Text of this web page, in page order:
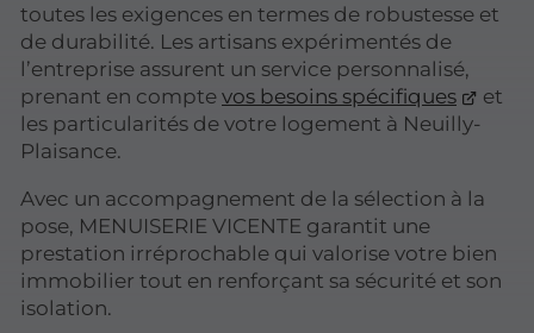
toutes les exigences en termes de robustesse et
de durabilité. Les artisans expérimentés de
l’entreprise assurent un service personnalisé,
prenant en compte vos besoins spécifiques
et
les particularités de votre logement à Neuilly-
Plaisance.
Avec un accompagnement de la sélection à la
pose, MENUISERIE VICENTE garantit une
prestation irréprochable qui valorise votre bien
immobilier tout en renforçant sa sécurité et son
isolation.